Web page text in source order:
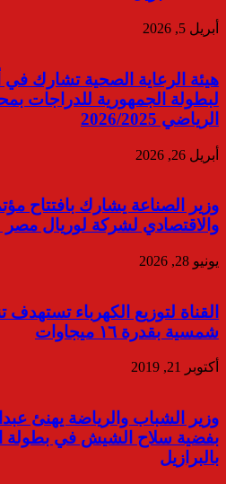
أبريل 5, 2026
هيئة الرعاية الصحية تشارك في
لبطولة الجمهورية للدراجات
الرياضي 2026/2025
أبريل 26, 2026
وزير الصناعة يشارك بافتتاح
والاقتصادي لشركة لوريال
يونيو 28, 2026
شمسية بقدرة ١٦ ميجاوات
أكتوبر 21, 2019
وزير الشباب والرياضة يهنئ
بفضية سلاح الشيش في بطولة
بالبرازيل